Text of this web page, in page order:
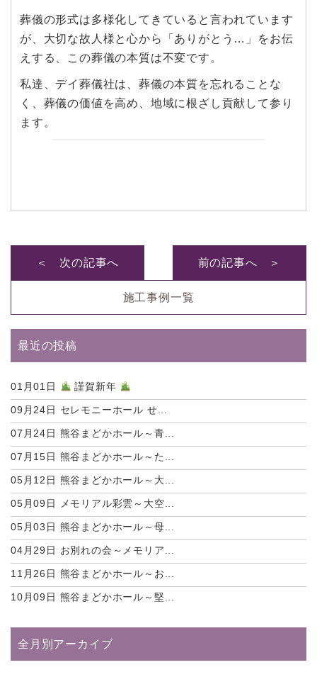
葬儀の形式は多様化してきていると言われています
が、大切な故人様と心から「ありがとう…」をお伝
えする、この葬儀の本質は不変です。
私達、デイ葬儀社は、葬儀の本質を忘れることな
く、葬儀の価値を高め、地域に根ざし貢献して参り
ます。
＜ 次の記事へ
施工事例一覧
前の記事へ ＞
最近の投稿
01月01日 謹賀新年
09月24日 セレモニーホール せ...
07月24日 熊谷まどかホール～青...
07月15日 熊谷まどかホール～た...
05月12日 熊谷まどかホール～大...
05月09日 メモリアル彩雲～大空...
05月03日 熊谷まどかホール～母...
04月29日 お別れの会～メモリア...
11月26日 熊谷まどかホール～お...
10月09日 熊谷まどかホール～堅...
全月別アーカイブ